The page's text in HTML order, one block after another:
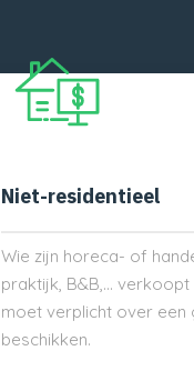
Niet-residentieel
Wie zijn horeca- of
praktijk, B&B,…
moet verplicht over een
beschikken.